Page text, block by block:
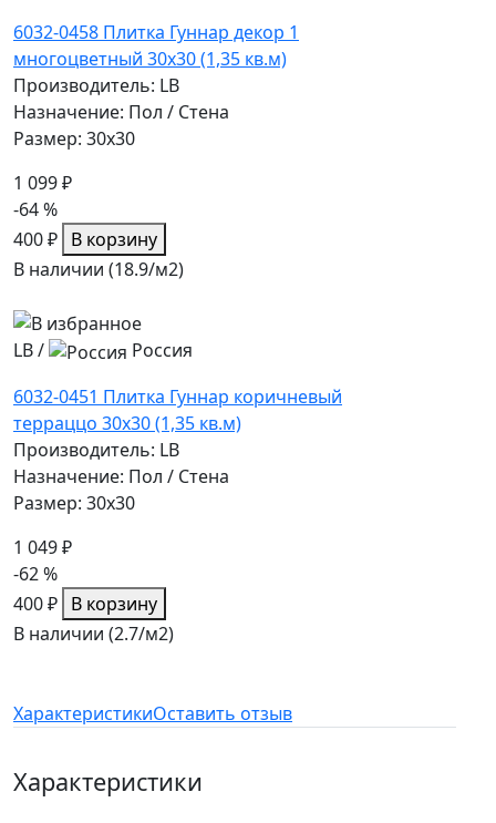
6032-0458 Плитка Гуннар декор 1
многоцветный 30х30 (1,35 кв.м)
Производитель: LB
Назначение: Пол / Стена
Размер: 30x30
1 099 ₽
-64 %
400 ₽ В корзину
В наличии (18.9/м2)
LB/
Россия
6032-0451 Плитка Гуннар коричневый
терраццо 30х30 (1,35 кв.м)
Производитель: LB
Назначение: Пол / Стена
Размер: 30x30
1 049 ₽
-62 %
400 ₽ В корзину
В наличии (2.7/м2)
ХарактеристикиОставить отзыв
Характеристики